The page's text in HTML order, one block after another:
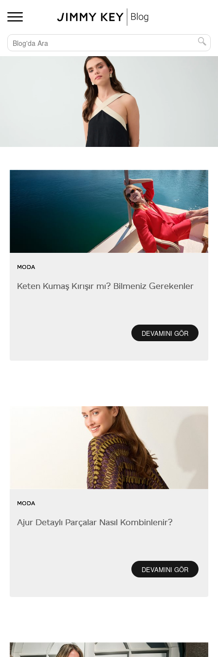
MODA
Keten Kumaş Kırışır mı? Bilmeniz Gerekenler
DEVAMINI GÖR
MODA
Ajur Detaylı Parçalar Nasıl Kombinlenir?
DEVAMINI GÖR